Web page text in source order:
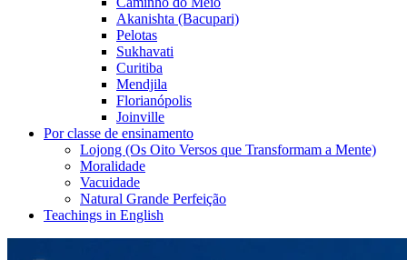
Akanishta (Bacupari)
Pelotas
Sukhavati
Curitiba
Mendjila
Florianópolis
Joinville
Por classe de ensinamento
Lojong (Os Oito Versos que Transformam a Mente)
Moralidade
Vacuidade
Natural Grande Perfeição
Teachings in English